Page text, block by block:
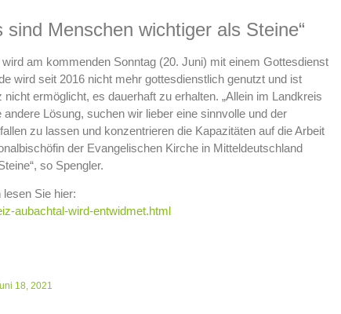
Menschen wichtiger als Steine“
am kommenden Sonntag (20. Juni) mit einem Gottesdienst
wird seit 2016 nicht mehr gottesdienstlich genutzt und ist
ermöglicht, es dauerhaft zu erhalten. „Allein im Landkreis
Lösung, suchen wir lieber eine sinnvolle und der
zu lassen und konzentrieren die Kapazitäten auf die Arbeit
der Evangelischen Kirche in Mitteldeutschland
so Spengler.
Sie hier:
aubachtal-wird-entwidmet.html
18, 2021